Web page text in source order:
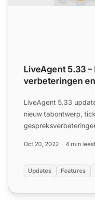
LiveAgent 5.33
verbeteringen
LiveAgent 5.33
nieuw tabontwerp,
Oct 20, 2022 4 min
Updates Features